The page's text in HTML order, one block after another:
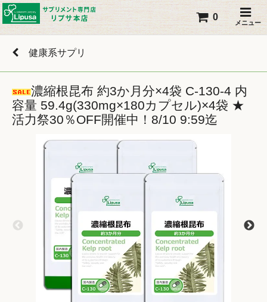
メニュー
0
健康系サプリ
濃縮根昆布 約3か月分×4袋 C-130-4 内
容量 59.4g(330mg×180カプセル)×4袋 ★
活力祭30％OFF開催中！8/10 9:59迄